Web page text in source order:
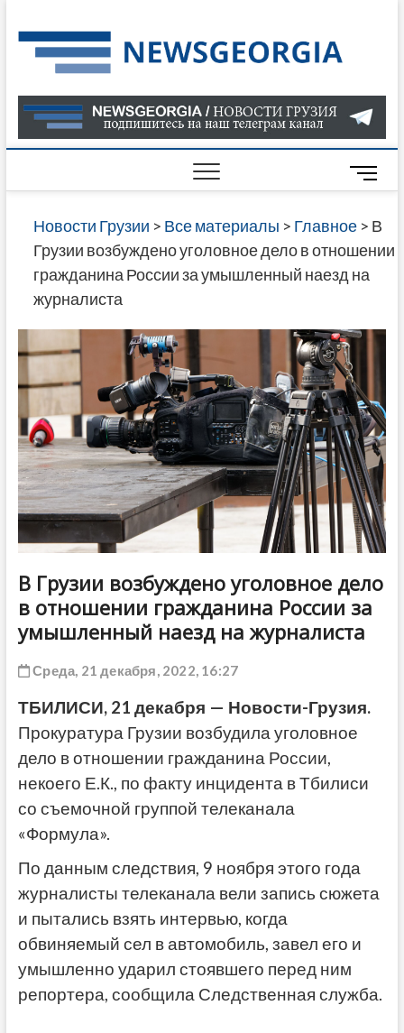
to
content
О
В
ГРУЗИИ
САЙТЕ
M
e
n
u
B
t
n
Новости Грузии > Все материалы > Главное> В
Грузии возбуждено уголовное дело в отношении
гражданина России за умышленный наезд на
журналиста
В Грузии возбуждено уголовное дело
в отношении гражданина России за
умышленный наезд на журналиста
Среда, 21 декабря, 2022, 16:27
ТБИЛИСИ, 21 декабря — Новости-Грузия.
Прокуратура Грузии возбудила уголовное
дело в отношении гражданина России,
некоего Е.К., по факту инцидента в Тбилиси
со съемочной группой телеканала
«Формула».
По данным следствия, 9 ноября этого года
журналисты телеканала вели запись сюжета
и пытались взять интервью, когда
обвиняемый сел в автомобиль, завел его и
умышленно ударил стоявшего перед ним
репортера, сообщила Следственная служба.